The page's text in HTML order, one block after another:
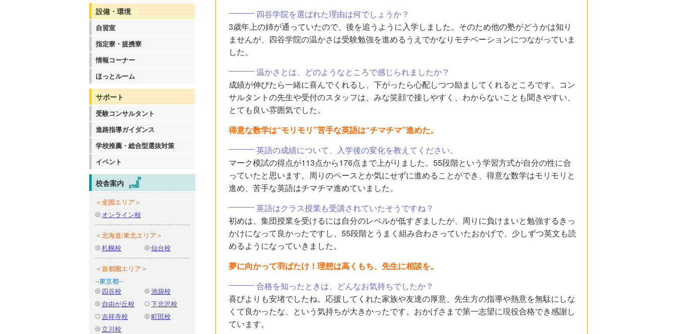
設備・環境
自習室
指定寮・提携寮
情報コーナー
ほっとルーム
サポート
受験コンサルタント
進路指導ガイダンス
学校推薦・総合型選抜対策
イベント
校舎案内
＜全国エリア＞
オンライン校
＜北海道/東北エリア＞
札幌校
仙台校
＜首都圏エリア＞
--東京都--
四谷校
池袋校
自由が丘校
下北沢校
吉祥寺校
町田校
立川校
四谷学院を選ばれた理由は何でしょうか？
3歳年上の姉が通っていたので、後を追うように入学しました。そのため他の塾がどうかは知り
ませんが、四谷学院の温かさは受験勉強を進めるうえでかなりモチベーションにつながっていま
した。
温かさとは、どのようなところで感じられましたか？
成績が伸びたら一緒に喜んでくれるし、下がったら心配しつつ励ましてくれるところです。コン
サルタントの先生や受付のスタッフは、みな笑顔で接しやすく、わからないことも聞きやすい、
とても良い雰囲気でした。
得意な数学は“モリモリ”苦手な英語は“チマチマ”進めた。
英語の成績について、入学後の変化を教えてください。
マーク模試の得点が113点から176点まで上がりました。55段階という学習方式が自分の性に合
っていたと思います。周りのペースとか気にせずに進めることができ、得意な数学はモリモリと
進め、苦手な英語はチマチマ進めていました。
英語はクラス授業も受講されていたそうですね？
初めは、集団授業を受けるには自分のレベルが低すぎましたが、周りに負けまいと勉強するきっ
かけになって良かったですし、55段階とうまく組み合わさっていたおかげで、少しずつ英文も読
めるようになっていきました。
夢に向かって羽ばたけ！理想は高くもち、先生に相談を。
合格を知ったときは、どんなお気持ちでしたか？
喜びよりも安堵でしたね。応援してくれた家族や友達の厚意、先生方の指導や熱意を無駄にしな
くて良かったな、という気持ちが大きかったです。おかげさまで第一志望に現役合格でき感謝し
ています。